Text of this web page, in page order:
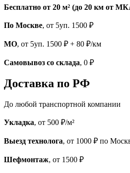
Бесплатно от 20 м² (до 20 км от
По Москве, от 5уп. 1500 ₽
МО, от 5уп. 1500 ₽ + 80 ₽/км
Самовывоз со склада, 0 ₽
Доставка по РФ
До любой транспортной компании
Укладка, от 500 ₽/м²
Выезд технолога, от 1000 ₽ по
Шефмонтаж, от 1500 ₽